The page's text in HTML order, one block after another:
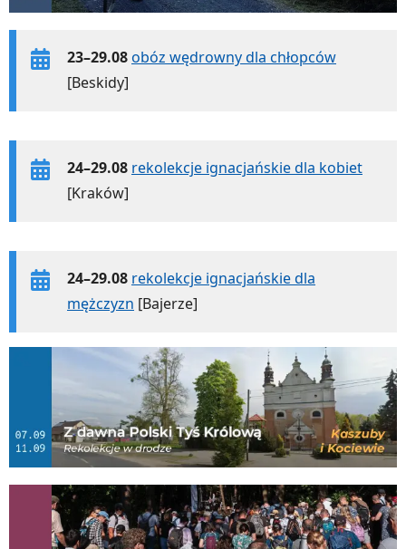
23–29.08obóz wędrowny dla chłopców
[Beskidy]
24–29.08 rekolekcje ignacjańskie dla kobiet
[Kraków]
24–29.08 rekolekcje ignacjańskie dla
mężczyzn [Bajerze]